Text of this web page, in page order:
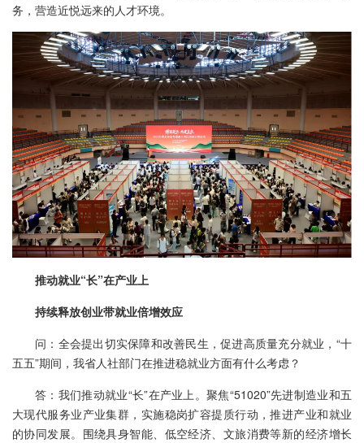
务，营造近悦远来的人才环境。
推动就业“长”在产业上
持续释放创业带就业倍增效应
问：全会提出切实保障和改善民生，促进高质量充分就业，“十
五五”期间，我省人社部门在推进稳就业方面有什么考虑？
答：我们推动就业“长”在产业上。聚焦“51020”先进制造业和五
大现代服务业产业集群，实施稳岗扩容提质行动，推进产业和就业
的协同发展。围绕具身智能、低空经济、文旅消费等新的经济增长